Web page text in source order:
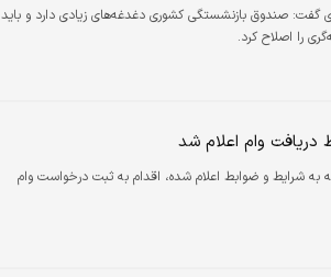
گفت: صندوق بازنشستگی کشوری دغدغه‌های زیادی دارد و باید
را اصلاح کرد.
دریافت وام اعلام شد
به شرایط و ضوابط اعلام شده، اقدام به ثبت درخواست وام